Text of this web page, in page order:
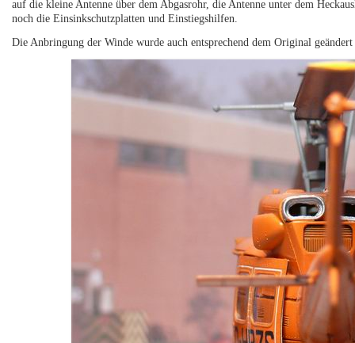
auf die kleine Antenne über dem Abgasrohr, die Antenne unter dem
noch die Einsinkschutzplatten und Einstiegshilfen.
Die Anbringung der Winde wurde auch entsprechend dem Original